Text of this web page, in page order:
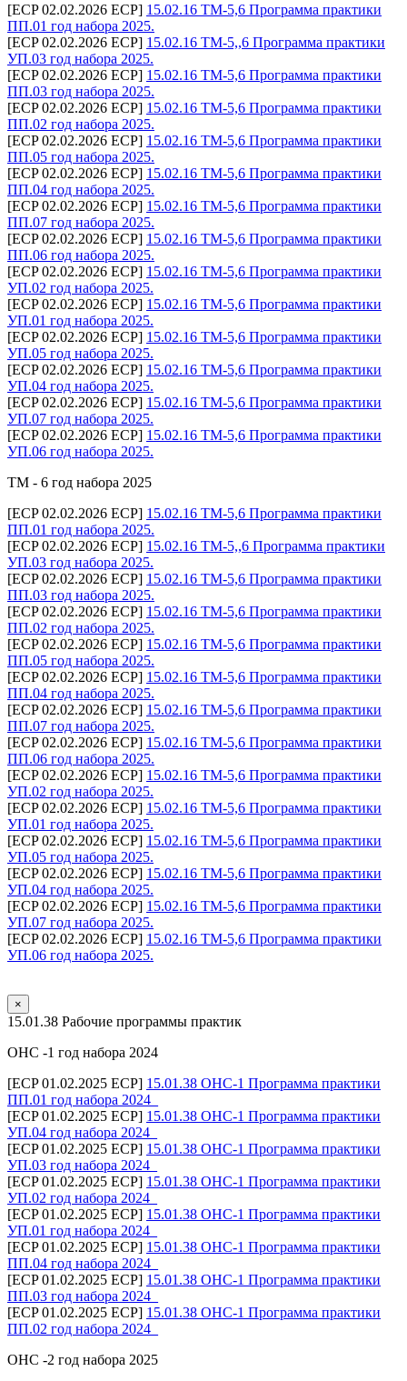
[ECP 02.02.2026 ECP] 15.02.16 ТМ-5,6 Программа практики
ПП.01 год набора 2025.
[ECP 02.02.2026 ECP] 15.02.16 ТМ-5,,6 Программа практики
УП.03 год набора 2025.
[ECP 02.02.2026 ECP] 15.02.16 ТМ-5,6 Программа практики
ПП.03 год набора 2025.
[ECP 02.02.2026 ECP] 15.02.16 ТМ-5,6 Программа практики
ПП.02 год набора 2025.
[ECP 02.02.2026 ECP] 15.02.16 ТМ-5,6 Программа практики
ПП.05 год набора 2025.
[ECP 02.02.2026 ECP] 15.02.16 ТМ-5,6 Программа практики
ПП.04 год набора 2025.
[ECP 02.02.2026 ECP] 15.02.16 ТМ-5,6 Программа практики
ПП.07 год набора 2025.
[ECP 02.02.2026 ECP] 15.02.16 ТМ-5,6 Программа практики
ПП.06 год набора 2025.
[ECP 02.02.2026 ECP] 15.02.16 ТМ-5,6 Программа практики
УП.02 год набора 2025.
[ECP 02.02.2026 ECP] 15.02.16 ТМ-5,6 Программа практики
УП.01 год набора 2025.
[ECP 02.02.2026 ECP] 15.02.16 ТМ-5,6 Программа практики
УП.05 год набора 2025.
[ECP 02.02.2026 ECP] 15.02.16 ТМ-5,6 Программа практики
УП.04 год набора 2025.
[ECP 02.02.2026 ECP] 15.02.16 ТМ-5,6 Программа практики
УП.07 год набора 2025.
[ECP 02.02.2026 ECP] 15.02.16 ТМ-5,6 Программа практики
УП.06 год набора 2025.
ТМ - 6 год набора 2025
[ECP 02.02.2026 ECP] 15.02.16 ТМ-5,6 Программа практики
ПП.01 год набора 2025.
[ECP 02.02.2026 ECP] 15.02.16 ТМ-5,,6 Программа практики
УП.03 год набора 2025.
[ECP 02.02.2026 ECP] 15.02.16 ТМ-5,6 Программа практики
ПП.03 год набора 2025.
[ECP 02.02.2026 ECP] 15.02.16 ТМ-5,6 Программа практики
ПП.02 год набора 2025.
[ECP 02.02.2026 ECP] 15.02.16 ТМ-5,6 Программа практики
ПП.05 год набора 2025.
[ECP 02.02.2026 ECP] 15.02.16 ТМ-5,6 Программа практики
ПП.04 год набора 2025.
[ECP 02.02.2026 ECP] 15.02.16 ТМ-5,6 Программа практики
ПП.07 год набора 2025.
[ECP 02.02.2026 ECP] 15.02.16 ТМ-5,6 Программа практики
ПП.06 год набора 2025.
[ECP 02.02.2026 ECP] 15.02.16 ТМ-5,6 Программа практики
УП.02 год набора 2025.
[ECP 02.02.2026 ECP] 15.02.16 ТМ-5,6 Программа практики
УП.01 год набора 2025.
[ECP 02.02.2026 ECP] 15.02.16 ТМ-5,6 Программа практики
УП.05 год набора 2025.
[ECP 02.02.2026 ECP] 15.02.16 ТМ-5,6 Программа практики
УП.04 год набора 2025.
[ECP 02.02.2026 ECP] 15.02.16 ТМ-5,6 Программа практики
УП.07 год набора 2025.
[ECP 02.02.2026 ECP] 15.02.16 ТМ-5,6 Программа практики
УП.06 год набора 2025.
×
15.01.38 Рабочие программы практик
ОНС -1 год набора 2024
[ECP 01.02.2025 ECP] 15.01.38 ОНС-1 Программа практики
ПП.01 год набора 2024_
[ECP 01.02.2025 ECP] 15.01.38 ОНС-1 Программа практики
УП.04 год набора 2024_
[ECP 01.02.2025 ECP] 15.01.38 ОНС-1 Программа практики
УП.03 год набора 2024_
[ECP 01.02.2025 ECP] 15.01.38 ОНС-1 Программа практики
УП.02 год набора 2024_
[ECP 01.02.2025 ECP] 15.01.38 ОНС-1 Программа практики
УП.01 год набора 2024_
[ECP 01.02.2025 ECP] 15.01.38 ОНС-1 Программа практики
ПП.04 год набора 2024_
[ECP 01.02.2025 ECP] 15.01.38 ОНС-1 Программа практики
ПП.03 год набора 2024_
[ECP 01.02.2025 ECP] 15.01.38 ОНС-1 Программа практики
ПП.02 год набора 2024_
ОНС -2 год набора 2025